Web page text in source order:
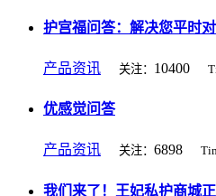
护宫福问答：解决您平时
产品资讯 关注： 10400
优感觉问答
产品资讯 关注： 6898
我们来了！王妃私护商城正